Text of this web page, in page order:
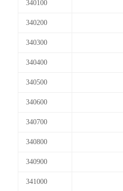
340100
340200
340300
340400
340500
340600
340700
340800
340900
341000